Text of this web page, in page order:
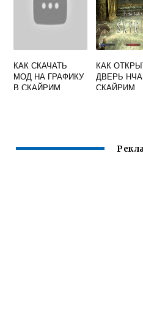
КАК СКАЧАТЬ
МОД НА ГРАФИКУ
В СКАЙРИМ
КАК
ДВЕРЬ
СКАЙРИМ